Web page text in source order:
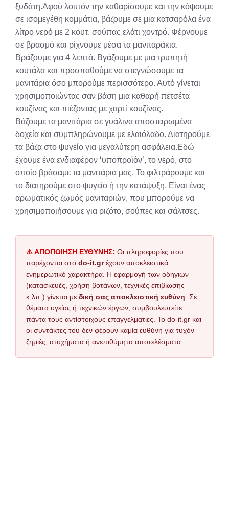
ξυδάτη.Αφού λοιπόν την καθαρίσουμε και την κόψουμε
σε ισομεγέθη κομμάτια, βάζουμε σε μια κατσαρόλα ένα
λίτρο νερό με 2 κουτ. σούπας ελάτι χοντρό. Φέρνουμε
σε βρασμό και ρίχνουμε μέσα τα μανιταράκια.
Βράζουμε για 4 λεπτά. Βγάζουμε με μια τρυπητή
κουτάλα και προσπαθούμε να στεγνώσουμε τα
μανιτάρια όσο μπορούμε περισσότερο. Αυτό γίνεται
χρησιμοποιώντας σαν βάση μια καθαρή πετσέτα
κουζίνας και πιέζοντας με χαρτί κουζίνας.
Βάζουμε τα μανιτάρια σε γυάλινα αποστειρωμένα
δοχεία και συμπληρώνουμε με ελαιόλαδο. Διατηρούμε
τα βάζα στο ψυγείο για μεγαλύτερη ασφάλεια.Εδώ
έχουμε ένα ενδιαφέρον ‘υποπροϊόν’, το νερό, στο
οποίο βράσαμε τα μανιτάρια μας. Το φιλτράρουμε και
το διατηρούμε στο ψυγείο ή την κατάψυξη. Είναι ένας
αρωματικός ζωμός μανιταριών, που μπορούμε να
χρησιμοποιήσουμε για ριζότο, σούπες και σάλτσες.
⚠️ ΑΠΟΠΟΙΗΣΗ ΕΥΘΥΝΗΣ: Οι πληροφορίες που
παρέχονται στο do-it.grέχουν αποκλειστικά
ενημερωτικό χαρακτήρα. Η εφαρμογή των οδηγιών
(κατασκευές, χρήση βοτάνων, τεχνικές επιβίωσης
κ.λπ.) γίνεται με δική σας αποκλειστική ευθύνη . Σε
θέματα υγείας ή τεχνικών έργων, συμβουλευτείτε
πάντα τους αντίστοιχους επαγγελματίες. Το do-it.gr και
οι συντάκτες του δεν φέρουν καμία ευθύνη για τυχόν
ζημιές, ατυχήματα ή ανεπιθύμητα αποτελέσματα.